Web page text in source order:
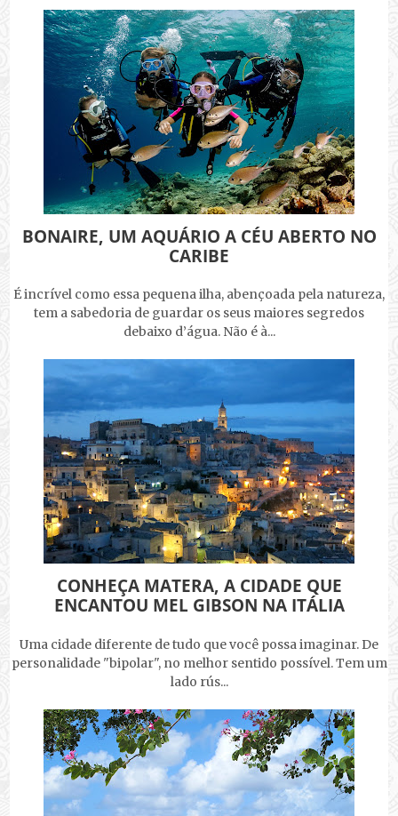
BONAIRE, UM AQUÁRIO A CÉU ABERTO NO
CARIBE
É incrível como essa pequena ilha, abençoada pela natureza,
tem a sabedoria de guardar os seus maiores segredos
debaixo d’água. Não é à...
CONHEÇA MATERA, A CIDADE QUE
ENCANTOU MEL GIBSON NA ITÁLIA
Uma cidade diferente de tudo que você possa imaginar. De
personalidade "bipolar", no melhor sentido possível. Tem um
lado rús...